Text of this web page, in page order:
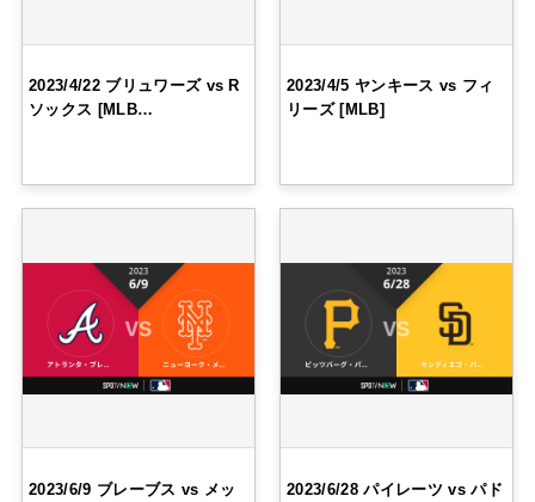
2023/4/22 ブリュワーズ vs R
ソックス [MLB…
2023/4/5 ヤンキース vs フィ
リーズ [MLB]
2023/6/9 ブレーブス vs メッ
2023/6/28 パイレーツ vs パド